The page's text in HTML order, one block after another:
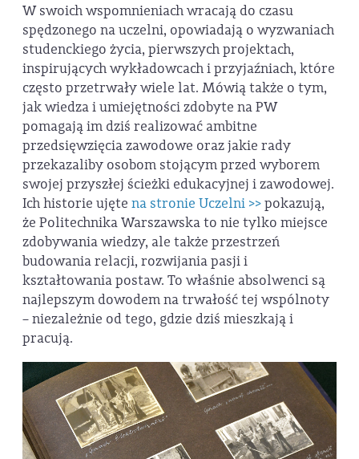
W swoich wspomnieniach wracają do czasu
spędzonego na uczelni, opowiadają o wyzwaniach
studenckiego życia, pierwszych projektach,
inspirujących wykładowcach i przyjaźniach, które
często przetrwały wiele lat. Mówią także o tym,
jak wiedza i umiejętności zdobyte na PW
pomagają im dziś realizować ambitne
przedsięwzięcia zawodowe oraz jakie rady
przekazaliby osobom stojącym przed wyborem
swojej przyszłej ścieżki edukacyjnej i zawodowej.
Ich historie ujęte na stronie Uczelni >>pokazują,
że Politechnika Warszawska to nie tylko miejsce
zdobywania wiedzy, ale także przestrzeń
budowania relacji, rozwijania pasji i
kształtowania postaw. To właśnie absolwenci są
najlepszym dowodem na trwałość tej wspólnoty
– niezależnie od tego, gdzie dziś mieszkają i
pracują.